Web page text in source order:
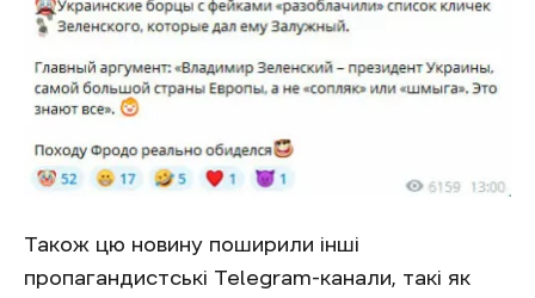
Також цю новину поширили інші
пропагандистські Telegram-канали, такі як